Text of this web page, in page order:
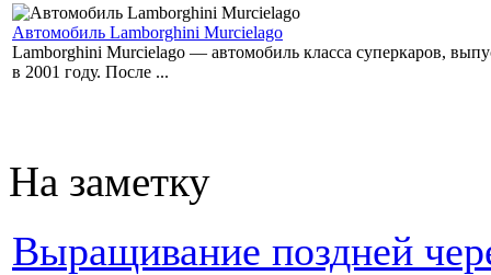
Автомобиль Lamborghini Murcielago
Lamborghini Murcielago — автомобиль класса суперкаров,
в 2001 году. После ...
На заметку
Выращивание поздней